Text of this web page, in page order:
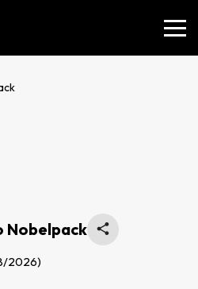
Nobelpack
2026)